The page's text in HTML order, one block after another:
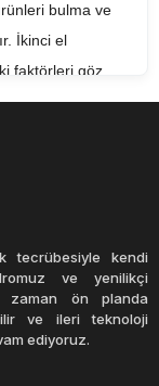
bulma ve
İkinci el
faktörleri göz
aşınma gibi
satan
İnternet
tecrübesiyle kendi
ve yenilikçi
zaman ön planda
ve ileri teknoloji
ediyoruz.